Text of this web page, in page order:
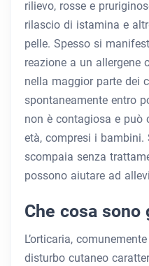
rilievo, rosse e
rilascio di istamina e
pelle. Spesso si
reazione a un allergene
nella maggior parte dei
spontaneamente entro
non è contagiosa e può
età, compresi i bambini.
scompaia senza
possono aiutare ad
Che cosa sono
L’orticaria,
disturbo cutaneo